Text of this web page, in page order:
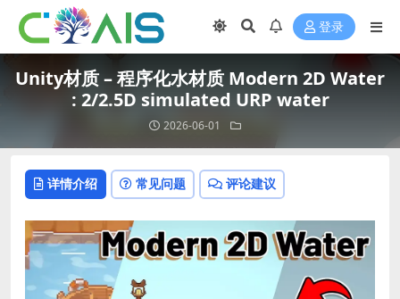
登录
Unity材质 – 程序化水材质 Modern 2D Water
: 2/2.5D simulated URP water
2026-06-01
详情介绍 常见问题 评论建议